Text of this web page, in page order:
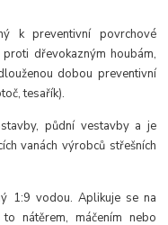
k preventivní povrchové
dřevokazným houbám,
dobou preventivní
tesařík).
půdní vestavby a je
vanách výrobců střešních
1:9 vodou. Aplikuje se na
nátěrem, máčením nebo